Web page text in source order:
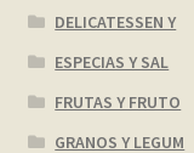
Home shop 4 – wine
home_
inicio
DELICATESSEN Y
ESPECIAS Y SAL
FRUTAS Y FRUTO
GRANOS Y LEGUM